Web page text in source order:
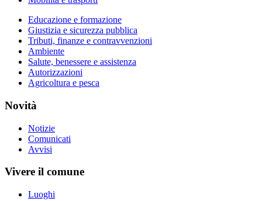
Educazione e formazione
Giustizia e sicurezza pubblica
Tributi, finanze e contravvenzioni
Ambiente
Salute, benessere e assistenza
Autorizzazioni
Agricoltura e pesca
Novità
Notizie
Comunicati
Avvisi
Vivere il comune
Luoghi